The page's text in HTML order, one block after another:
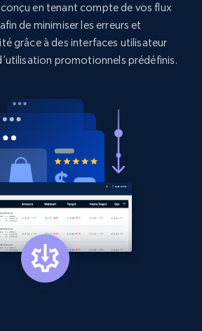
Sponsored, Initial price, Final
and more.
Commencer
Title, Product description,
count, Initial price, Discount,
176+
en tenant compte de vos flux
de minimiser les erreurs et
grâce à des interfaces utilisateur
promotionnels prédéfinis.